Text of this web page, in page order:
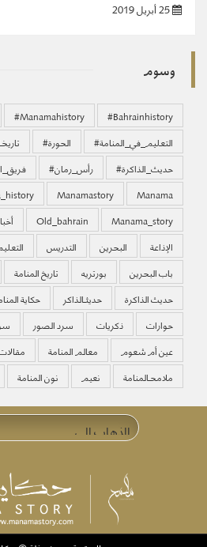
وسوم
#bahrainhistory
#manamahistory
#التعليم_في_المنامة
#الحورة
#حديث_الذاكرة
#رأس_رمان
Manama
Manamastory
Manama_story
Old_bahrain
الإذاعة
البحرين التدريس
باب البحرين
بورتريه تاريخ المنامة
حديث الذاكرة
حديثـالذاكر حكاية
حوارات
ذكريات سرد الصور
عين أم شعوم
معالم المنامة
ملامحـالمنامة
نعيم نون المنامة